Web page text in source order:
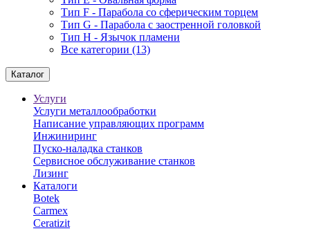
Тип F - Парабола со сферическим торцем
Тип G - Парабола с заостренной головкой
Тип H - Язычок пламени
Все категории (13)
Каталог
Услуги
Услуги металлообработки
Написание управляющих программ
Инжиниринг
Пуско-наладка станков
Сервисное обслуживание станков
Лизинг
Каталоги
Botek
Carmex
Ceratizit